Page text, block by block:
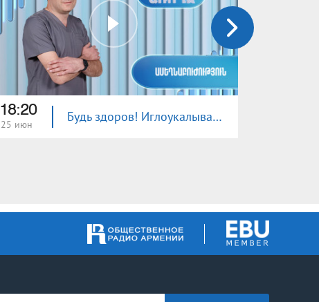
18:20
25 июн Будь здоров! Иглоукалывание